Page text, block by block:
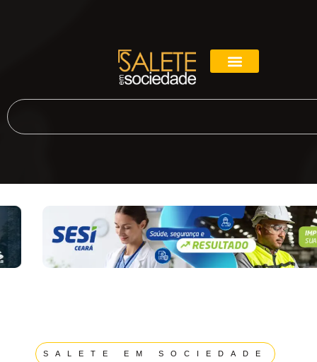
SALETE EM SOCIEDADE